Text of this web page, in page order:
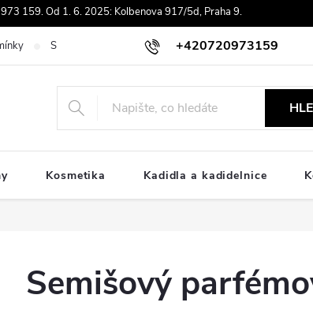
159. Od 1. 6. 2025: Kolbenova 917/5d, Praha 9.
+420720973159
Souhlas se zpracováním osobních údajů Doprava
Kosmetika Kadidla a kadidelnice
Semišový